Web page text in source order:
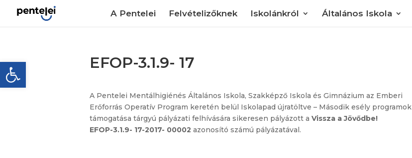
Eszköztár megnyitása
A Pentelei Felvételizőknek Iskolánkról Általános Iskola
EFOP-3.1.9- 17
A Pentelei Mentálhigiénés Általános Iskola, Szakképző Iskola és Gimnázium az Emberi
Erőforrás Operatív Program keretén belül Iskolapad újratöltve – Második esély programok
támogatása tárgyú pályázati felhívására sikeresen pályázott aVissza a Jövődbe!
EFOP-3.1.9- 17-2017- 00002 azonosító számú pályázatával.